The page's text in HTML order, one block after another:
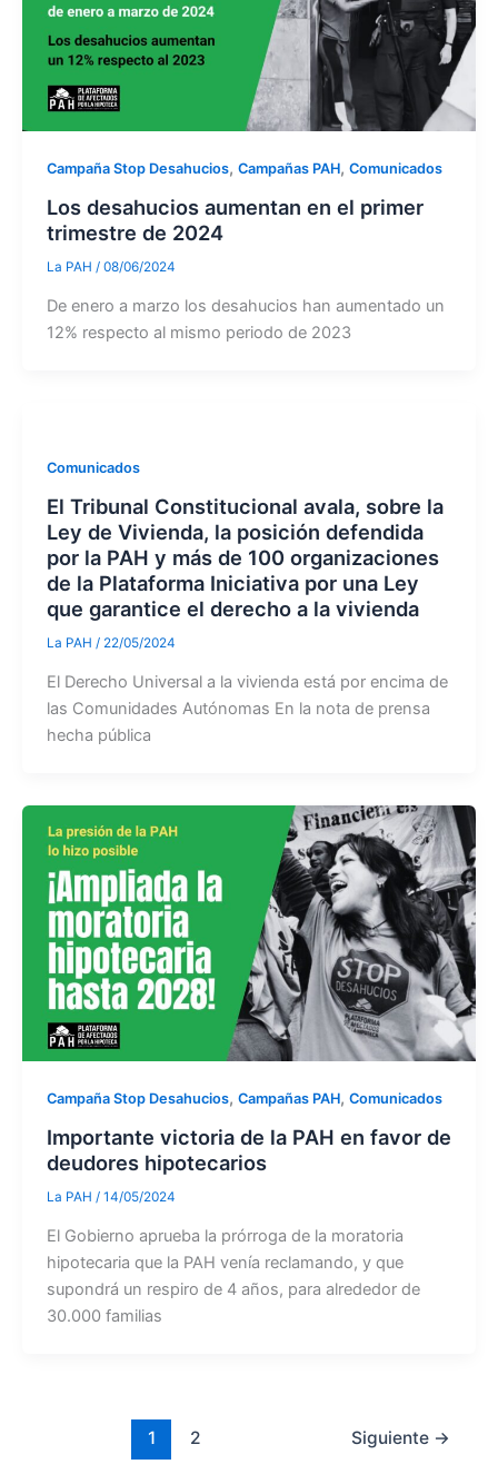
Campaña Stop Desahucios, Campañas PAH, Comunicados
Los desahucios aumentan en el primer
trimestre de 2024
La PAH / 08/06/2024
De enero a marzo los desahucios han aumentado un
12% respecto al mismo periodo de 2023
Comunicados
El Tribunal Constitucional avala, sobre la
Ley de Vivienda, la posición defendida
por la PAH y más de 100 organizaciones
de la Plataforma Iniciativa por una Ley
que garantice el derecho a la vivienda
La PAH / 22/05/2024
El Derecho Universal a la vivienda está por encima de
las Comunidades Autónomas En la nota de prensa
hecha pública
Campaña Stop Desahucios, Campañas PAH, Comunicados
Importante victoria de la PAH en favor de
deudores hipotecarios
La PAH / 14/05/2024
El Gobierno aprueba la prórroga de la moratoria
hipotecaria que la PAH venía reclamando, y que
supondrá un respiro de 4 años, para alrededor de
30.000 familias
1 2 Siguiente →